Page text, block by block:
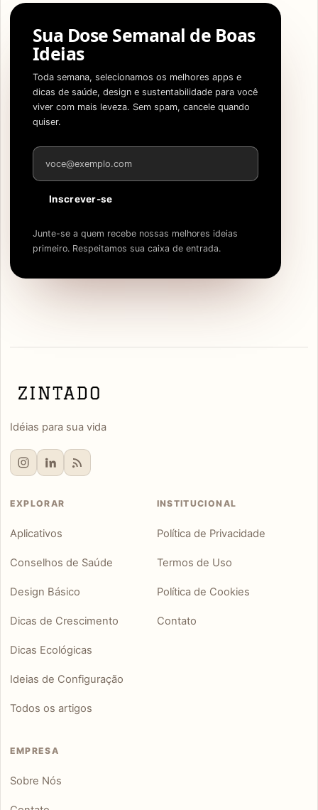
Sua Dose Semanal de Boas
Ideias
Toda semana, selecionamos os melhores apps e
dicas de saúde, design e sustentabilidade para você
viver com mais leveza. Sem spam, cancele quando
quiser.
Endereço de e-mail
Inscrever-se
Junte-se a quem recebe nossas melhores ideias
primeiro. Respeitamos sua caixa de entrada.
Idéias para sua vida
EXPLORAR
Aplicativos
Conselhos de Saúde
Design Básico
Dicas de Crescimento
Dicas Ecológicas
Ideias de Configuração
Todos os artigos
INSTITUCIONAL
Política de Privacidade
Termos de Uso
Política de Cookies
Contato
EMPRESA
Sobre Nós